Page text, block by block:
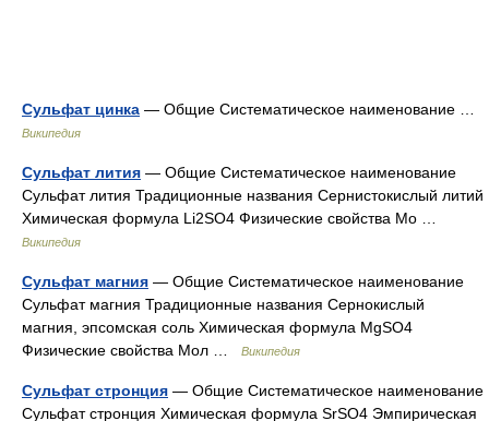
Сульфат цинка — Общие Систематическое наименование …
Википедия
Сульфат лития — Общие Систематическое наименование
Сульфат лития Традиционные названия Сернистокислый литий
Химическая формула Li2SO4 Физические свойства Мо …
Википедия
Сульфат магния — Общие Систематическое наименование
Сульфат магния Традиционные названия Сернокислый
магния, эпсомская соль Химическая формула MgSO4
Физические свойства Мол …
Википедия
Сульфат стронция — Общие Систематическое наименование
Сульфат стронция Химическая формула SrSO4 Эмпирическая